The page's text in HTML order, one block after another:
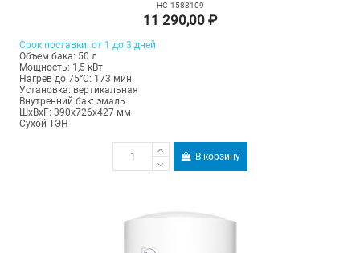
НС-1588109
11 290,00 ₽
Срок поставки: от 1 до 3 дней
Объем бака: 50 л
Мощность: 1,5 кВт
Нагрев до 75°С: 173 мин.
Установка: вертикальная
Внутренний бак: эмаль
ШхВхГ: 390х726х427 мм
Сухой ТЭН
В корзину